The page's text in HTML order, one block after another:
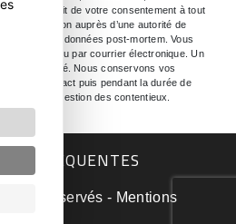
de retrait de votre consentement à tout
réclamation auprès d’une autorité de
sort de vos données post-mortem. Vous
postale ou par courrier électronique. Un
être demandé. Nous conservons vos
prise de contact puis pendant la durée de
et de gestion des contentieux.
FRÉQUENTES
réservés - Mentions